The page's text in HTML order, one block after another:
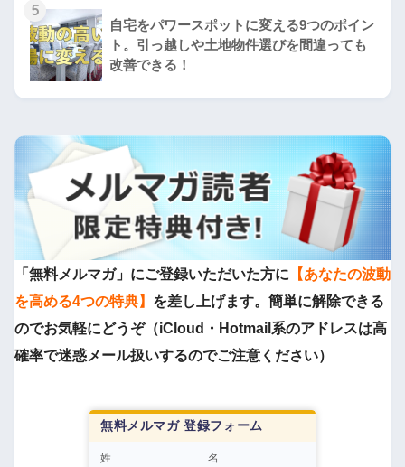
5
自宅をパワースポットに変える9つのポイン
ト。引っ越しや土地物件選びを間違っても
改善できる！
「無料メルマガ」にご登録いただいた方に 【あなたの波動
を高める4つの特典】 を差し上げます。簡単に解除できる
のでお気軽にどうぞ（iCloud・Hotmail系のアドレスは高
確率で迷惑メール扱いするのでご注意ください）
無料メルマガ 登録フォーム
姓 名